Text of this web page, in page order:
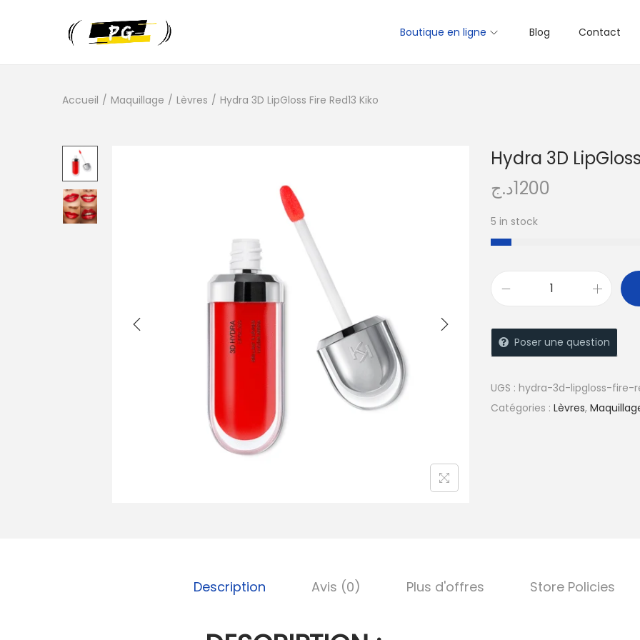
Boutique en ligne Blog Contact
Accueil / Maquillage / Lèvres / Hydra 3D LipGloss Fire Red13 Kiko
Hydra 3D
1200د.ج
5 in stock
Poser une question
UGS : hydra-3d-lipgloss-fire-
Catégories : Lèvres,
Description Avis (0) Plus d'offres Store Policies